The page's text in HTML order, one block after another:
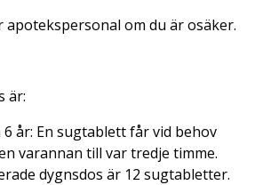
apotekspersonal om du är osäker.
är:
år: En sugtablett får vid behov
varannan till var tredje timme.
dygnsdos är 12 sugtabletter.